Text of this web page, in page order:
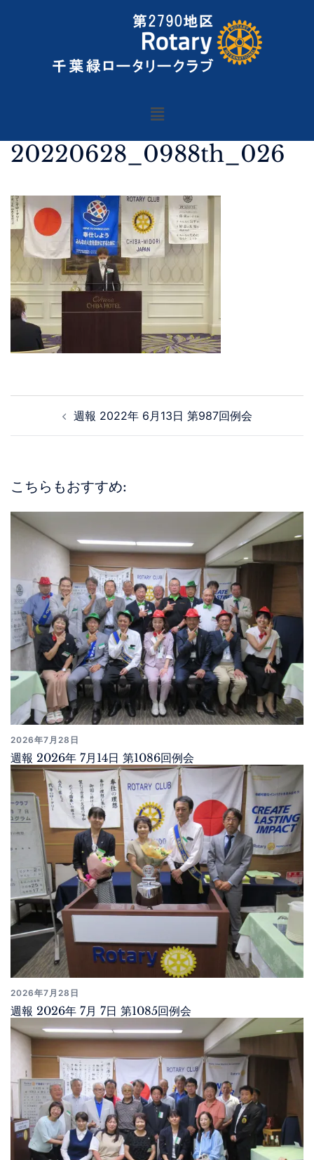
20220628_0988th_026
週報 2022年 6月13日 第987回例会
こちらもおすすめ:
2026年7月28日
週報 2026年 7月14日 第1086回例会
2026年7月28日
週報 2026年 7月 7日 第1085回例会